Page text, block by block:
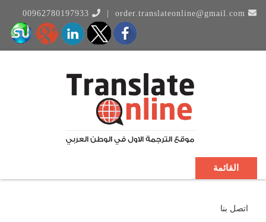
order.translateonline@gmail.com
00962780197933
القائمة
اتصل بنا